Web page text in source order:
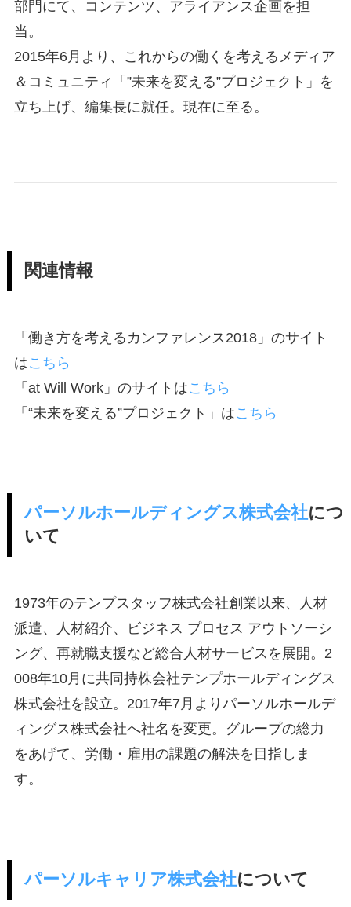
部門にて、コンテンツ、アライアンス企画を担
当。
2015年6月より、これからの働くを考えるメディア
＆コミュニティ「”未来を変える”プロジェクト」を
立ち上げ、編集長に就任。現在に至る。
関連情報
「働き方を考えるカンファレンス2018」のサイト
はこちら
「at Will Work」のサイトはこちら
「“未来を変える”プロジェクト」はこちら
パーソルホールディングス株式会社につ
いて
1973年のテンプスタッフ株式会社創業以来、人材
派遣、人材紹介、ビジネス プロセス アウトソーシ
ング、再就職支援など総合人材サービスを展開。2
008年10月に共同持株会社テンプホールディングス
株式会社を設立。2017年7月よりパーソルホールデ
ィングス株式会社へ社名を変更。グループの総力
をあげて、労働・雇用の課題の解決を目指しま
す。
パーソルキャリア株式会社について